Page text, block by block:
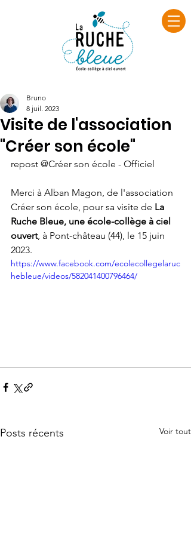
Visite de l'association
"Créer son école"
Bruno
8 juil. 2023
repost @Créer son école - Officiel
Merci à Alban Magon, de l'association
Créer son école, pour sa visite de La
Ruche Bleue, une école-collège à ciel
ouvert, à Pont-château (44), le 15 juin
2023.
https://www.facebook.com/ecolecollegelaruc
hebleue/videos/582041400796464/
Posts récents Voir tout